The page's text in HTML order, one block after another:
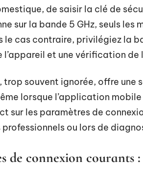
de saisir la clé de
sur la bande 5 GHz, seuls les
le cas contraire, privilégiez la
l’appareil et une vérification de
souvent ignorée, offre une
lorsque l’application
sur les paramètres de
professionnels ou lors de
de connexion